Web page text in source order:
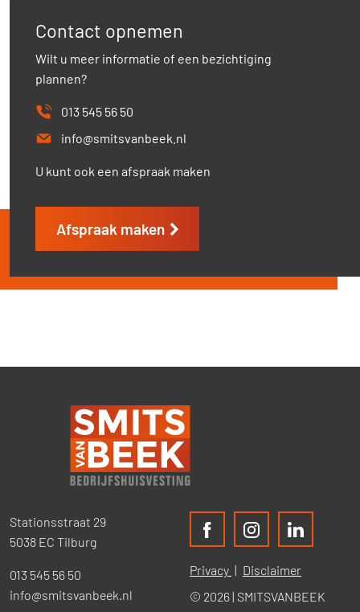
Contact opnemen
Wilt u meer informatie of een bezichtiging
plannen?
013 545 56 50
info@smitsvanbeek.nl
U kunt ook een afspraak maken
Afspraak maken
Stationsstraat 29
5038 EC Tilburg
013 545 56 50
info@smitsvanbeek.nl
Privacy
Disclaimer
© 2026 | SMITSVANBEEK